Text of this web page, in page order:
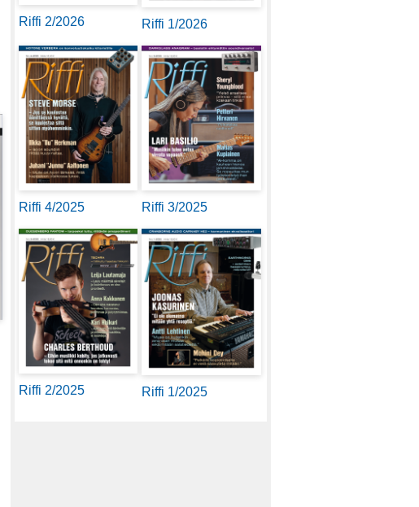
Riffi 2/2026 Riffi 1/2026
Riffi 4/2025 Riffi 3/2025
Riffi 2/2025 Riffi 1/2025